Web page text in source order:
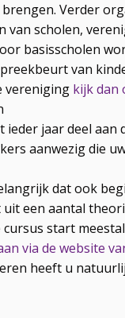
Verder
van scholen,
basisscholen
van
vereniging kijk dan
jaar deel
aanwezig die
dat ook
een aantal
start
via de website
heeft u